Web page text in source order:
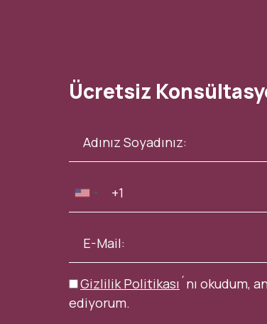
Ücretsiz
Gizlilik Politikası ´nı okudum,
ediyorum.